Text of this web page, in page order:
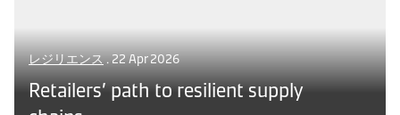
レジリエンス. 22 Apr 2026
Retailers’ path to resilient supply